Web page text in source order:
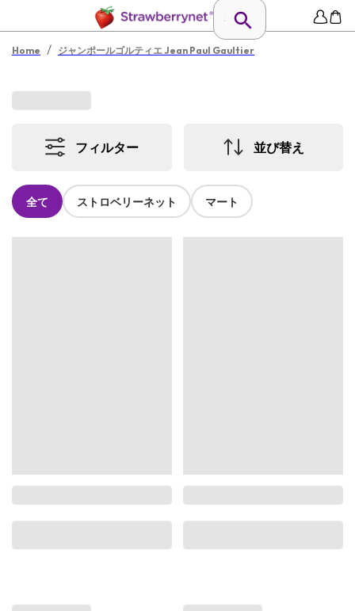
Home / ジャンポールゴルティエ Jean Paul Gaultier
フィルター 並び替え
全て ストロベリーネット マート